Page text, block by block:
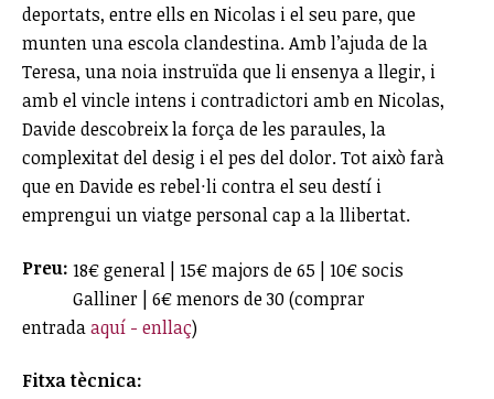
deportats, entre ells en Nicolas i el seu pare, que
munten una escola clandestina. Amb l’ajuda de la
Teresa, una noia instruïda que li ensenya a llegir, i
amb el vincle intens i contradictori amb en Nicolas,
Davide descobreix la força de les paraules, la
complexitat del desig i el pes del dolor. Tot això farà
que en Davide es rebel·li contra el seu destí i
emprengui un viatge personal cap a la llibertat.
Preu: 18€ general | 15€ majors de 65 | 10€ socis
Galliner | 6€ menors de 30 (comprar
entradaaquí - enllaç)
Fitxa tècnica: